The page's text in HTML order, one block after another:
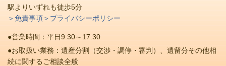
駅よりいずれも徒歩5分
＞免責事項＞プライバシーポリシー
●営業時間：平日9:30～17:30
●お取扱い業務：遺産分割（交渉・調停・審判）、遺留分その他相
続に関するご相談全般